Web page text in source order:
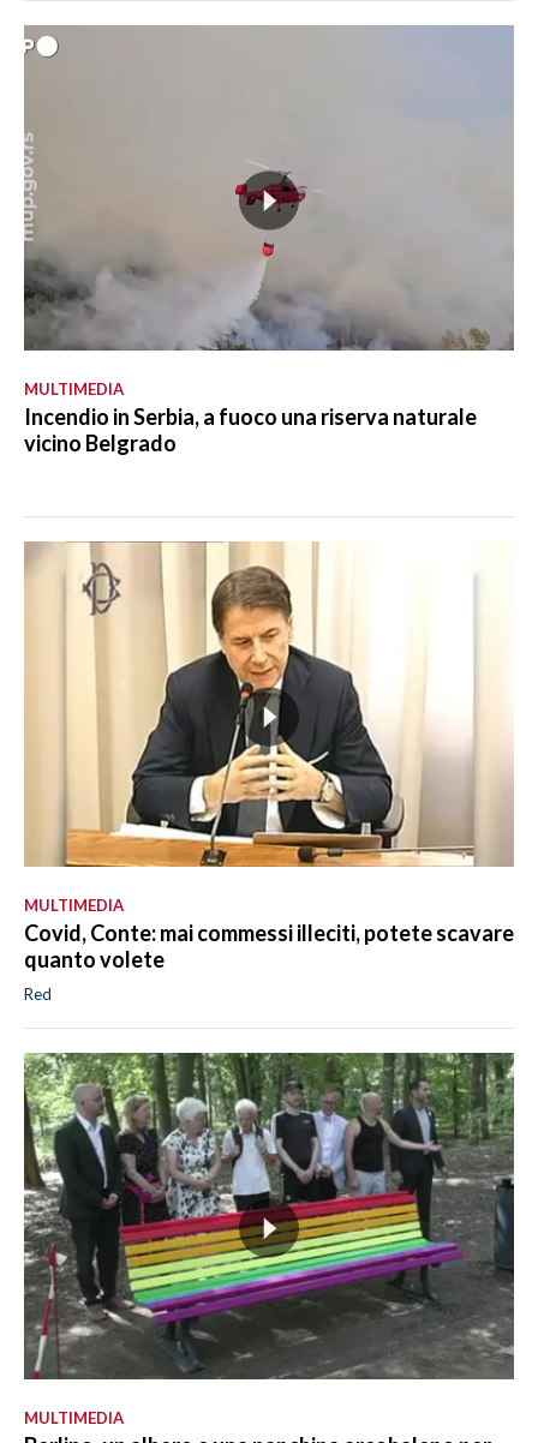
MULTIMEDIA
Incendio in Serbia, a fuoco una riserva naturale
vicino Belgrado
MULTIMEDIA
Covid, Conte: mai commessi illeciti, potete scavare
quanto volete
Red
MULTIMEDIA